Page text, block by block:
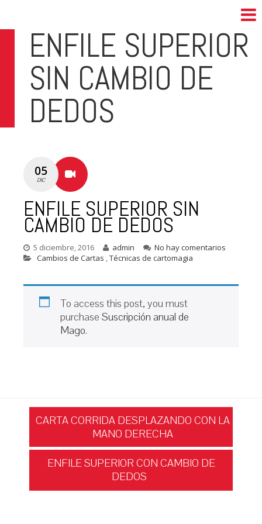
ENFILE SUPERIOR
SIN CAMBIO DE
DEDOS
05
DIC
ENFILE SUPERIOR SIN
CAMBIO DE DEDOS
5 diciembre, 2016 admin
No hay comentarios
Cambios de Cartas ,Técnicas de cartomagia
To access this post, you must
purchase Suscripción anual de
Mago.
Navegación
entradas
CARTA CORRIDA DESPLAZANDO CON LA
MANO DERECHA
ENFILE SUPERIOR CON CAMBIO DE
DEDOS